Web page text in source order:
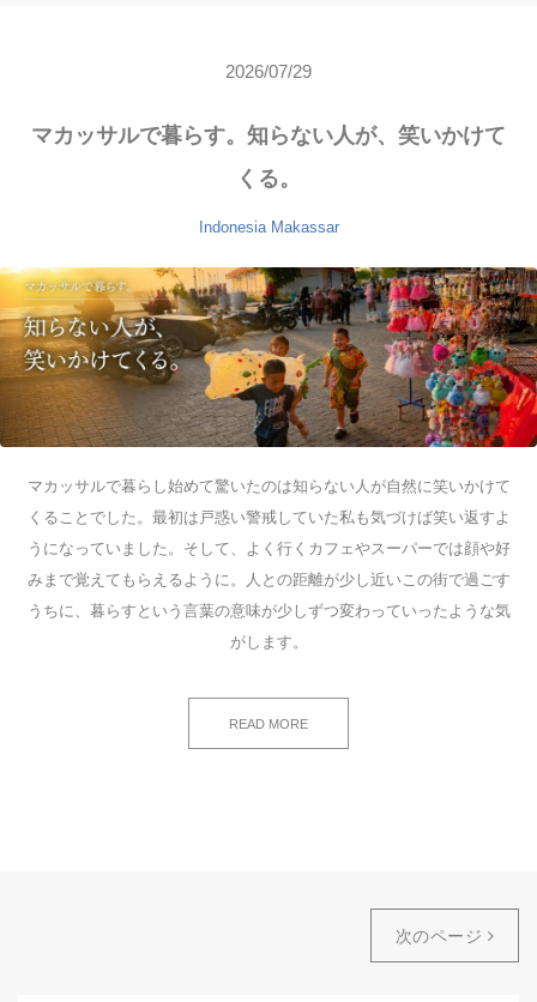
2026/07/29
マカッサルで暮らす。知らない人が、笑いかけて
くる。
Indonesia Makassar
マカッサルで暮らし始めて驚いたのは知らない人が自然に笑いかけて
くることでした。最初は戸惑い警戒していた私も気づけば笑い返すよ
うになっていました。そして、よく行くカフェやスーパーでは顔や好
みまで覚えてもらえるように。人との距離が少し近いこの街で過ごす
うちに、暮らすという言葉の意味が少しずつ変わっていったような気
がします。
READ MORE
次のページ